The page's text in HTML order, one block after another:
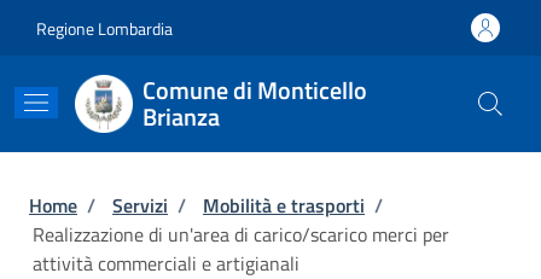
Regione Lombardia
Comune di Monticello
Brianza
Briciole di pane
Home / Servizi / Mobilità e trasporti /
Realizzazione di un'area di carico/scarico merci per
attività commerciali e artigianali